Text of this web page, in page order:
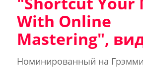
With Online
Mastering",
Номинированный на